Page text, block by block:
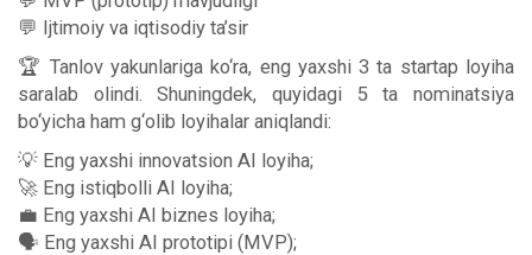
💬 Ijtimoiy va iqtisodiy ta’sir
🏆 Tanlov yakunlariga ko‘ra, eng yaxshi 3 ta startap loyiha
saralab olindi. Shuningdek, quyidagi 5 ta nominatsiya
bo‘yicha ham g‘olib loyihalar aniqlandi:
💡 Eng yaxshi innovatsion AI loyiha;
🚀 Eng istiqbolli AI loyiha;
💼 Eng yaxshi AI biznes loyiha;
🗣 Eng yaxshi AI prototipi (MVP);